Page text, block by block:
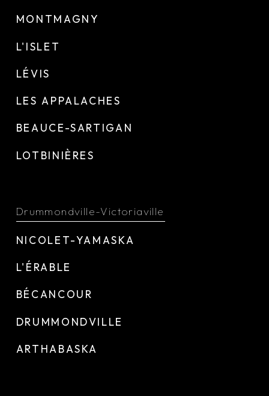
MONTMAGNY
L'ISLET
LÉVIS
LES APPALACHES
BEAUCE-SARTIGAN
LOTBINIÈRES
Drummondville-Victoriaville
NICOLET-YAMASKA
L'ÉRABLE
BÉCANCOUR
DRUMMONDVILLE
ARTHABASKA